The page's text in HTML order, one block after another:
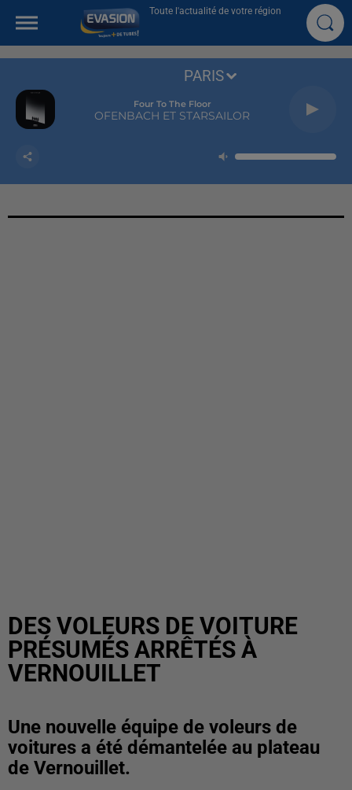
Toute l'actualité de votre région
Four To The Floor
OFENBACH ET STARSAILOR
PARIS
DES VOLEURS DE VOITURE
PRÉSUMÉS ARRÊTÉS À
VERNOUILLET
Une nouvelle équipe de voleurs de
voitures a été démantelée au plateau
de Vernouillet.